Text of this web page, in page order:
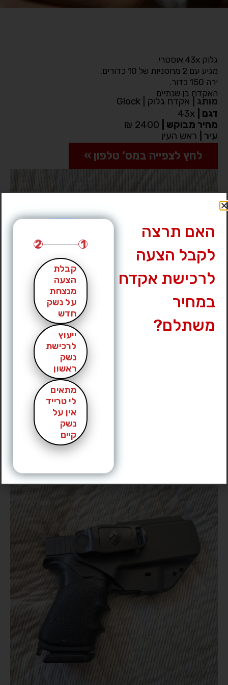
גלוק 43x אוסטרי.
מגיע עם 2 מחסניות של 10 כדורים.
ירה 150 כדור.
האקדח בן שנתיים
מותג
אקדח גלוק | Glock
דגם
מחיר מבוקש
עיר
ראש העין
לחץ לצפייה במס’ טלפון »
האם תרצה
לקבל הצעה
לרכישת אקדח
במחיר
משתלם?
1
2
קבלת
הצעה
מנצחת
על נשק
חדש
ייעוץ
לרכישת
נשק
ראשון
מתאים
לי טרייד
אין על
נשק
קיים